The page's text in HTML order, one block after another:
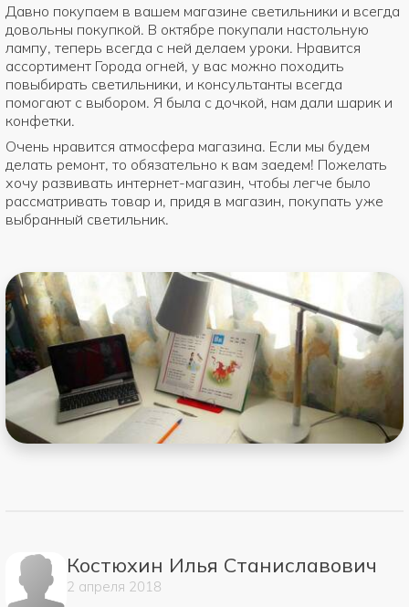
Давно покупаем в вашем магазине светильники и всегда
довольны покупкой. В октябре покупали настольную
лампу, теперь всегда с ней делаем уроки. Нравится
ассортимент Города огней, у вас можно походить
повыбирать светильники, и консультанты всегда
помогают с выбором. Я была с дочкой, нам дали шарик и
конфетки.
Очень нравится атмосфера магазина. Если мы будем
делать ремонт, то обязательно к вам заедем! Пожелать
хочу развивать интернет-магазин, чтобы легче было
рассматривать товар и, придя в магазин, покупать уже
выбранный светильник.
Костюхин Илья Станиславович
2 апреля 2018